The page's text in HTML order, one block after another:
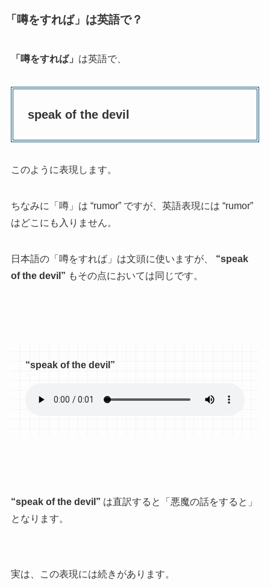
「噂をすれば」は英語で？
「噂をすれば」 は英語で、
speak of the devil
このように表現します。
ちなみに「噂」は “rumor” ですが、英語表現には “rumor”
はどこにも入りません。
日本語の「噂をすれば」は文頭に使いますが、 “speak
of the devil” もその点においては同じです。
“speak of the devil”
“speak of the devil” は直訳すると「悪魔の話をすると」
となります。
実は、この表現には続きがあります。